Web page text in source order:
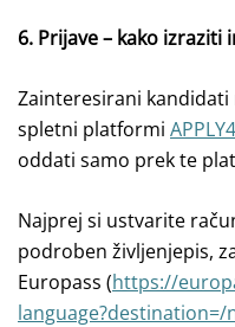
6. Prijave – kako izraziti
Zainteresirani
spletni platformi
oddati samo prek te
Najprej si ustvarite
podroben življenjepis,
Europass (https://
language?destination=/